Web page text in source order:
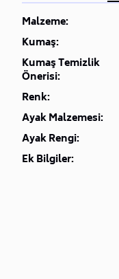
Malzeme:
Kumaş:
Kumaş Temizlik
Önerisi:
Renk:
Ayak Malzemesi:
Ayak Rengi:
Ek Bilgiler: